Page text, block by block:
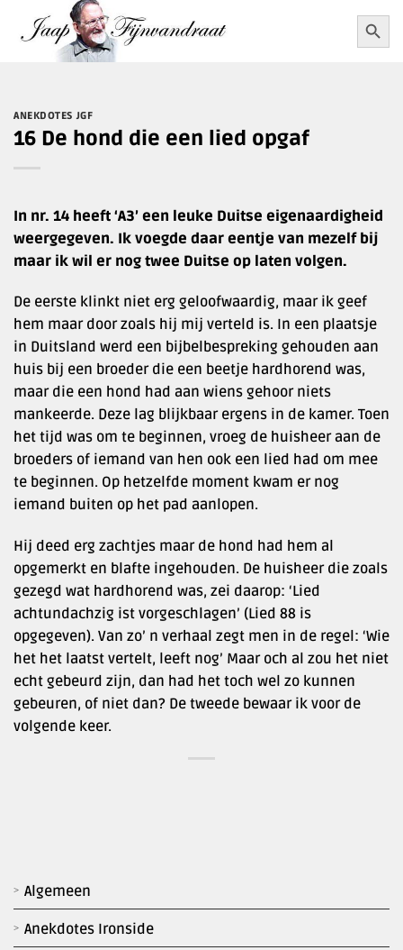
naar
Zoek
naar:
Algemeen
Anekdotes Ironside
ANEKDOTES JGF
16 De hond die een lied opgaf
In nr. 14 heeft ‘A3’ een leuke Duitse eigenaardigheid
weergegeven. Ik voegde daar eentje van mezelf bij
maar ik wil er nog twee Duitse op laten volgen.
De eerste klinkt niet erg geloofwaardig, maar ik geef
hem maar door zoals hij mij verteld is. In een plaatsje
in Duitsland werd een bijbelbespreking gehouden aan
huis bij een broeder die een beetje hardhorend was,
maar die een hond had aan wiens gehoor niets
mankeerde. Deze lag blijkbaar ergens in de kamer. Toen
het tijd was om te beginnen, vroeg de huisheer aan de
broeders of iemand van hen ook een lied had om mee
te beginnen. Op hetzelfde moment kwam er nog
iemand buiten op het pad aanlopen.
Hij deed erg zachtjes maar de hond had hem al
opgemerkt en blafte ingehouden. De huisheer die zoals
gezegd wat hardhorend was, zei daarop: ‘Lied
achtundachzig ist vorgeschlagen’ (Lied 88 is
opgegeven). Van zo’ n verhaal zegt men in de regel: ‘Wie
het het laatst vertelt, leeft nog’ Maar och al zou het niet
echt gebeurd zijn, dan had het toch wel zo kunnen
gebeuren, of niet dan? De tweede bewaar ik voor de
volgende keer.